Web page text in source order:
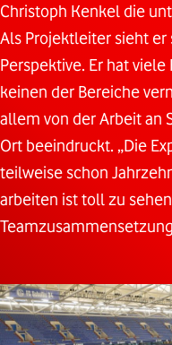
Christoph Kenkel die
Als Projektleiter sieht
Perspektive. Er hat
keinen der Bereiche
allem von der Arbeit an
Ort beeindruckt. „Die
teilweise schon
arbeiten ist toll zu